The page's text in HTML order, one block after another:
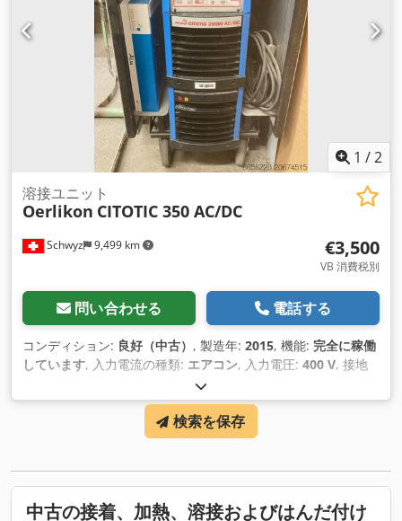
1 /2
Schwyz 9,499 km
溶接ユニット
Oerlikon CITOTIC 350 AC/DC
€3,500
VB 消費税別
問い合わせる 電話する
コンディション: 良好（中古） , 製造年: 2015, 機能: 完全に稼働
しています, 入力電流の種類: エアコン, 入力電圧: 400 V, 接地
, 冷却方式:
検索を保存
中古の接着、加熱、溶接およびはんだ付け